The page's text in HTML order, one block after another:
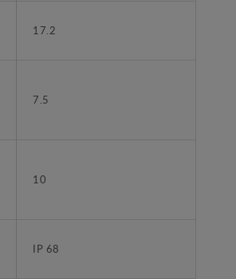
17.2
7.5
10
IP 68